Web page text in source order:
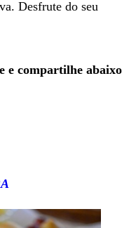
Desfrute do seu
e compartilhe abaixo